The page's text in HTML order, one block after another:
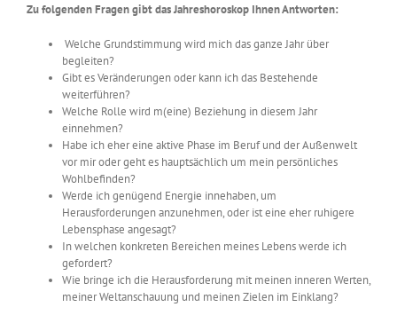
Zu folgenden Fragen gibt das Jahreshoroskop Ihnen Antworten:
Welche Grundstimmung wird mich das ganze Jahr über
begleiten?
Gibt es Veränderungen oder kann ich das Bestehende
weiterführen?
Welche Rolle wird m(eine) Beziehung in diesem Jahr
einnehmen?
Habe ich eher eine aktive Phase im Beruf und der Außenwelt
vor mir oder geht es hauptsächlich um mein persönliches
Wohlbefinden?
Werde ich genügend Energie innehaben, um
Herausforderungen anzunehmen, oder ist eine eher ruhigere
Lebensphase angesagt?
In welchen konkreten Bereichen meines Lebens werde ich
gefordert?
Wie bringe ich die Herausforderung mit meinen inneren Werten,
meiner Weltanschauung und meinen Zielen im Einklang?